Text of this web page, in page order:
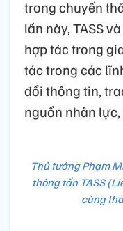
tác.
Trân trọng cảm
dành thời gian
kiến của Thủ
là trong lĩnh vực
lần này, TASS
hợp tác trong
tác trong các